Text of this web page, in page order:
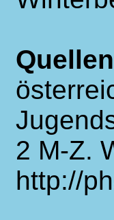
2 M-Z.
http://